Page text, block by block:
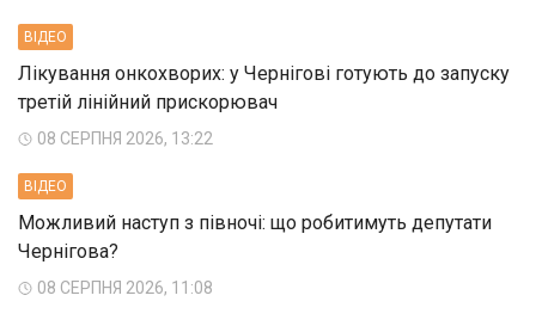
ВIДЕО
Лікування онкохворих: у Чернігові готують до запуску
третій лінійний прискорювач
08 СЕРПНЯ 2026, 13:22
ВIДЕО
Можливий наступ з півночі: що робитимуть депутати
Чернігова?
08 СЕРПНЯ 2026, 11:08